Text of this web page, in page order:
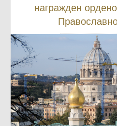
награжден